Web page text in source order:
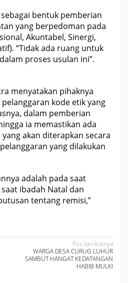
bentuk pemberian
yang berpedoman pada
Akuntabel, Sinergi,
“Tidak ada ruang untuk
proses usulan ini”.
menyatakan pihaknya
kode etik yang
dalam pemberian
ia memastikan ada
akan diterapkan secara
yang dilakukan
adalah pada saat
ibadah Natal dan
tentang remisi,”
Pos berikutnya
WARGA DESA CURUG LUHUR
SAMBUT HANGAT KEDATANGAN
HABIB MULKI